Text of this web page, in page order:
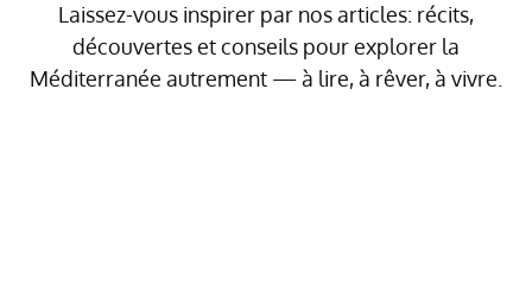
Laissez-vous inspirer par nos articles: récits,
découvertes et conseils pour explorer la
Méditerranée autrement — à lire, à rêver, à vivre.